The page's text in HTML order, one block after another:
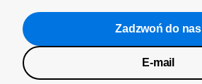
Zadzwoń do nas
E-mail